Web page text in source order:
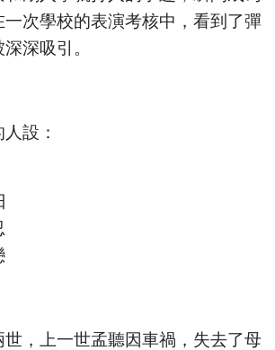
一次學校的表演考核中，看到了彈
深吸引。
設：
世，上一世孟聽因車禍，失去了母